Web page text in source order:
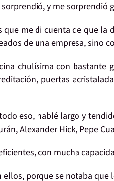
sorprendió, y me sorprendió
que me di cuenta de que la
de una empresa, sino
chulísima con bastante
puertas
eso, hablé largo y
,Alexander Hick, Pepe
con mucha
ellos, porquese notaba que